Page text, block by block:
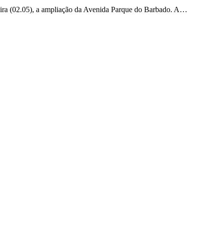
(02.05), a ampliação da Avenida Parque do Barbado. A…